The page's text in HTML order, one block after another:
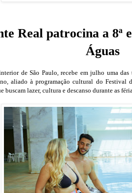
Real patrocina a 8ª
Águas
de São Paulo, recebe em julho uma das
aliado à programação cultural do Festival
buscam lazer, cultura e descanso durante as